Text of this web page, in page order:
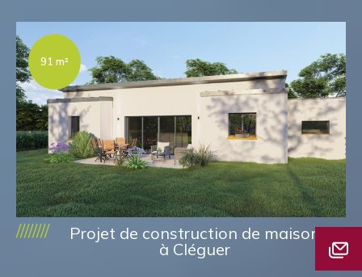
91 m²
////////
Projet de construction de maison
à Cléguer